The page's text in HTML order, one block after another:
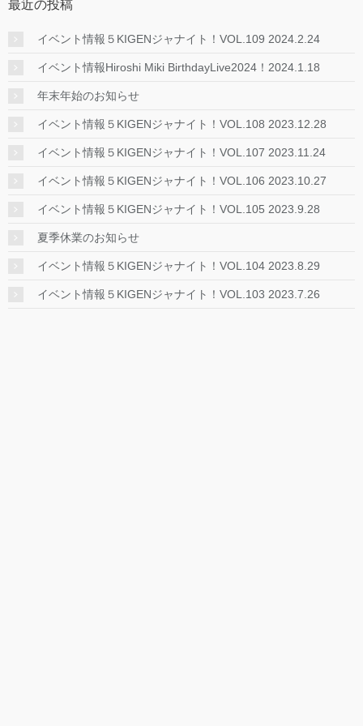
最近の投稿
イベント情報５KIGENジャナイト！VOL.109 2024.2.24
イベント情報Hiroshi Miki BirthdayLive2024！2024.1.18
年末年始のお知らせ
イベント情報５KIGENジャナイト！VOL.108 2023.12.28
イベント情報５KIGENジャナイト！VOL.107 2023.11.24
イベント情報５KIGENジャナイト！VOL.106 2023.10.27
イベント情報５KIGENジャナイト！VOL.105 2023.9.28
夏季休業のお知らせ
イベント情報５KIGENジャナイト！VOL.104 2023.8.29
イベント情報５KIGENジャナイト！VOL.103 2023.7.26